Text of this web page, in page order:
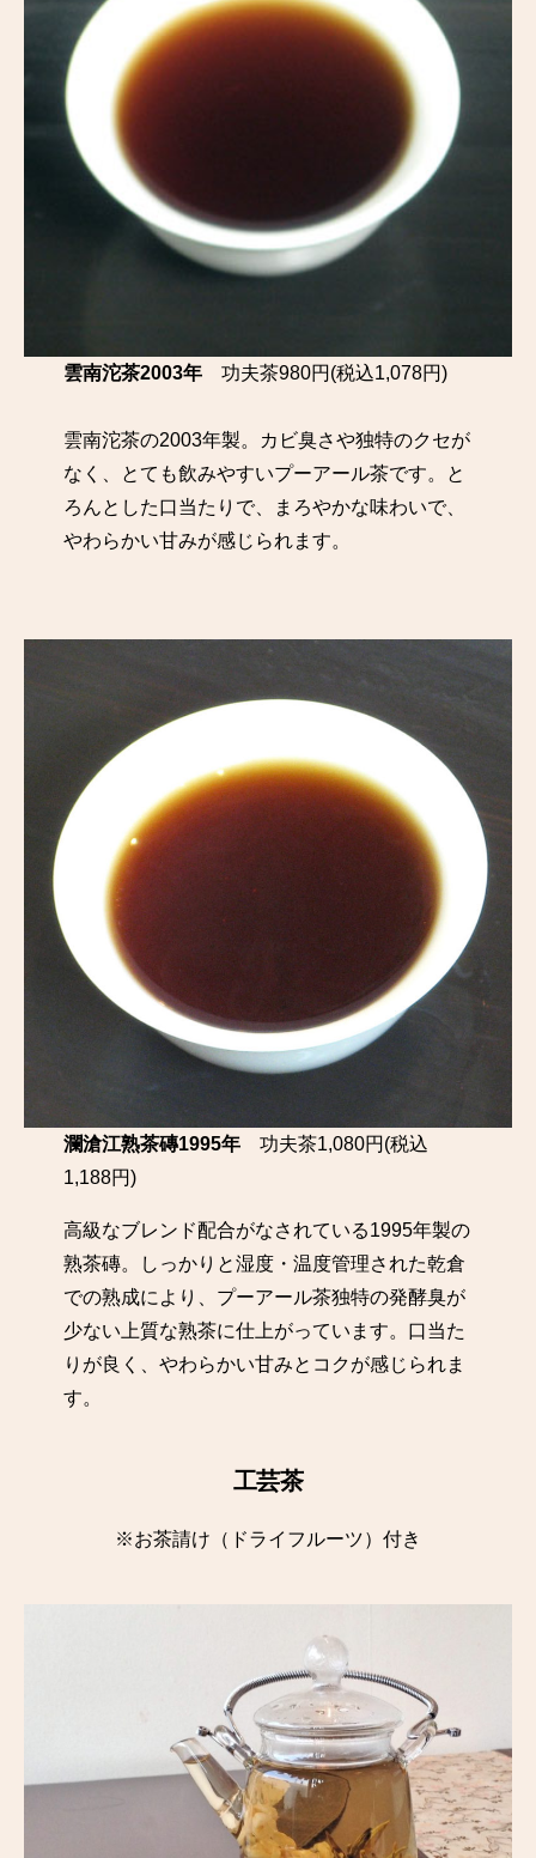
雲南沱茶2003年功夫茶980円(税込1,078円)
雲南沱茶の2003年製。カビ臭さや独特のクセが
なく、とても飲みやすいプーアール茶です。と
ろんとした口当たりで、まろやかな味わいで、
やわらかい甘みが感じられます。
瀾滄江熟茶磚1995年功夫茶1,080円(税込
1,188円)
高級なブレンド配合がなされている1995年製の
熟茶磚。しっかりと湿度・温度管理された乾倉
での熟成により、プーアール茶独特の発酵臭が
少ない上質な熟茶に仕上がっています。口当た
りが良く、やわらかい甘みとコクが感じられま
す。
工芸茶
※お茶請け（ドライフルーツ）付き